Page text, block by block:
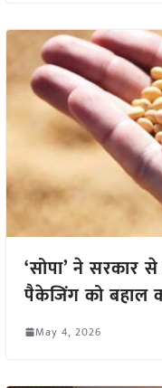
‘सोपा’ ने सरकार
पैकेजिंग को बहाल
May 4, 2026